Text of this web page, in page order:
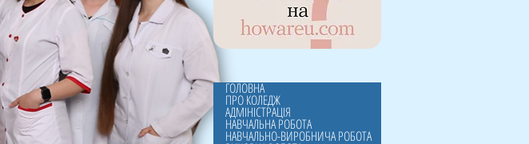
ГОЛОВНА
ПРО КОЛЕДЖ
АДМІНІСТРАЦІЯ
НАВЧАЛЬНА РОБОТА
НАВЧАЛЬНО-ВИРОБНИЧА РОБОТА